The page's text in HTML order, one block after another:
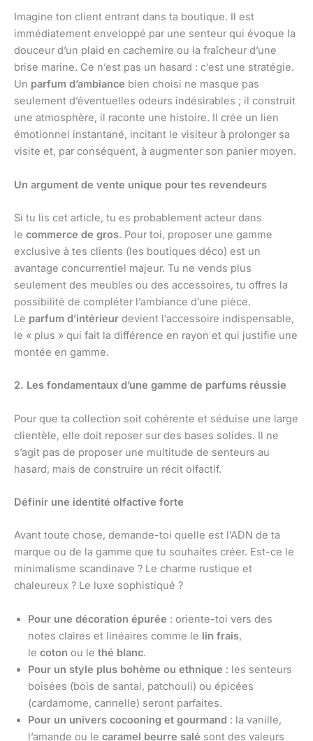
Imagine ton client entrant dans ta boutique. Il est
immédiatement enveloppé par une senteur qui évoque la
douceur d’un plaid en cachemire ou la fraîcheur d’une
brise marine. Ce n’est pas un hasard : c’est une stratégie.
Un parfum d’ambiance bien choisi ne masque pas
seulement d’éventuelles odeurs indésirables ; il construit
une atmosphère, il raconte une histoire. Il crée un lien
émotionnel instantané, incitant le visiteur à prolonger sa
visite et, par conséquent, à augmenter son panier moyen.
Un argument de vente unique pour tes revendeurs
Si tu lis cet article, tu es probablement acteur dans
le commerce de gros. Pour toi, proposer une gamme
exclusive à tes clients (les boutiques déco) est un
avantage concurrentiel majeur. Tu ne vends plus
seulement des meubles ou des accessoires, tu offres la
possibilité de compléter l’ambiance d’une pièce.
Le parfum d’intérieur devient l’accessoire indispensable,
le « plus » qui fait la différence en rayon et qui justifie une
montée en gamme.
2. Les fondamentaux d’une gamme de parfums réussie
Pour que ta collection soit cohérente et séduise une large
clientèle, elle doit reposer sur des bases solides. Il ne
s’agit pas de proposer une multitude de senteurs au
hasard, mais de construire un récit olfactif.
Définir une identité olfactive forte
Avant toute chose, demande-toi quelle est l’ADN de ta
marque ou de la gamme que tu souhaites créer. Est-ce le
minimalisme scandinave ? Le charme rustique et
chaleureux ? Le luxe sophistiqué ?
Pour une décoration épurée : oriente-toi vers des
notes claires et linéaires comme le lin frais,
le coton ou le thé blanc.
Pour un style plus bohème ou ethnique : les senteurs
boisées (bois de santal, patchouli) ou épicées
(cardamome, cannelle) seront parfaites.
Pour un univers cocooning et gourmand : la vanille,
l’amande ou le caramel beurre salé sont des valeurs